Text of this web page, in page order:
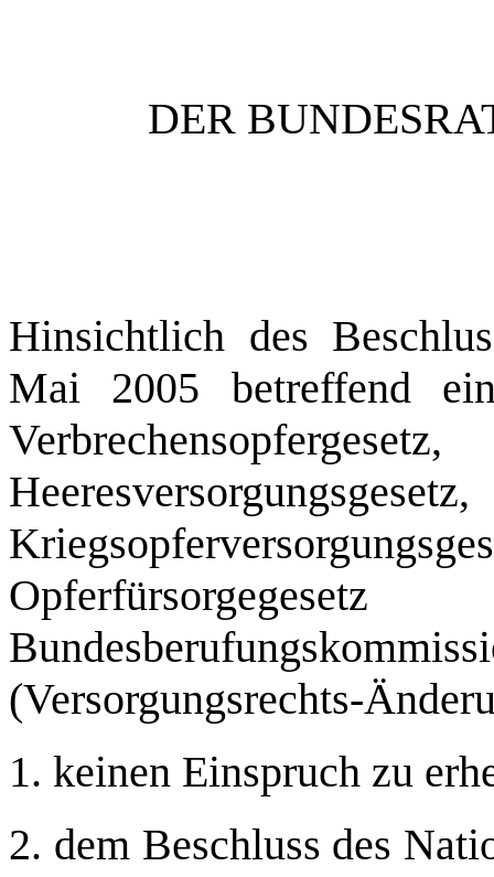
DER
Hinsichtlich des
Mai 2005 betreffend
(Versorgungsrechts-
1. keinen Einspruch zu
2. dem Beschluss des